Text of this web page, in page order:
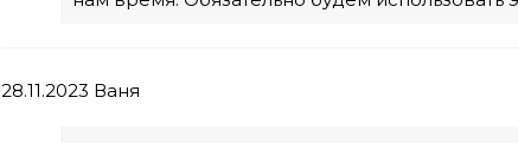
28.11.2023 Ваня